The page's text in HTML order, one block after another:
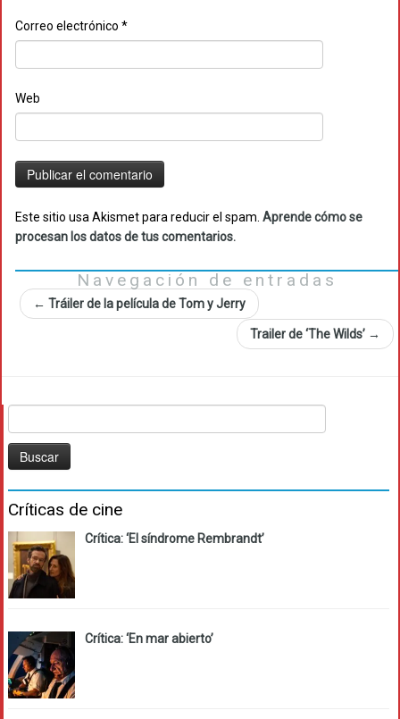
Correo electrónico *
Web
Este sitio usa Akismet para reducir el spam. Aprende cómo se
procesan los datos de tus comentarios.
Navegación de entradas
← Tráiler de la película de Tom y Jerry
Trailer de ‘The Wilds’ →
Críticas de cine
Crítica: ‘El síndrome Rembrandt’
Crítica: ‘En mar abierto’